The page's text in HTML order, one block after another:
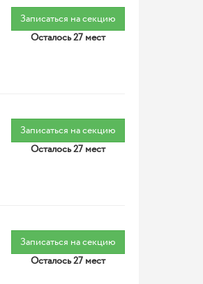
Записаться на секцию
Осталось 27 мест
Записаться на секцию
Осталось 27 мест
Записаться на секцию
Осталось 27 мест